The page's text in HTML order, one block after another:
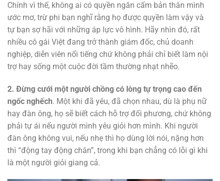
Chính vì thế, không ai có quyền ngăn cấm bản thân mình
ước mơ, trừ phi bạn nghĩ rằng họ được quyền làm vậy và
tự bạn sợ hãi với những áp lực vô hình. Hãy nhìn đó, rất
nhiều cô gái Việt đang trở thành giám đốc, chủ doanh
nghiệp, diễn viên nổi tiếng chứ không phải chỉ biết làm nội
trợ hay sống một cuộc đời tầm thường nhạt nhẽo.
2. Đừng cưới một người chồng có lòng tự trọng cao đến
ngốc nghếch. Một khi đã yêu, đã chọn nhau, dù là phụ nữ
hay đàn ông, họ sẽ biết cách hỗ trợ đối phương, chứ không
phải tự ái nếu người mình yêu giỏi hơn mình. Khi người
đàn ông không vui, nếu nhẹ thì họ dùng lời nói, nặng hơn
thì “động tay động chân”, trong khi bạn chẳng có lỗi gì khi
là một người giỏi giang cả.